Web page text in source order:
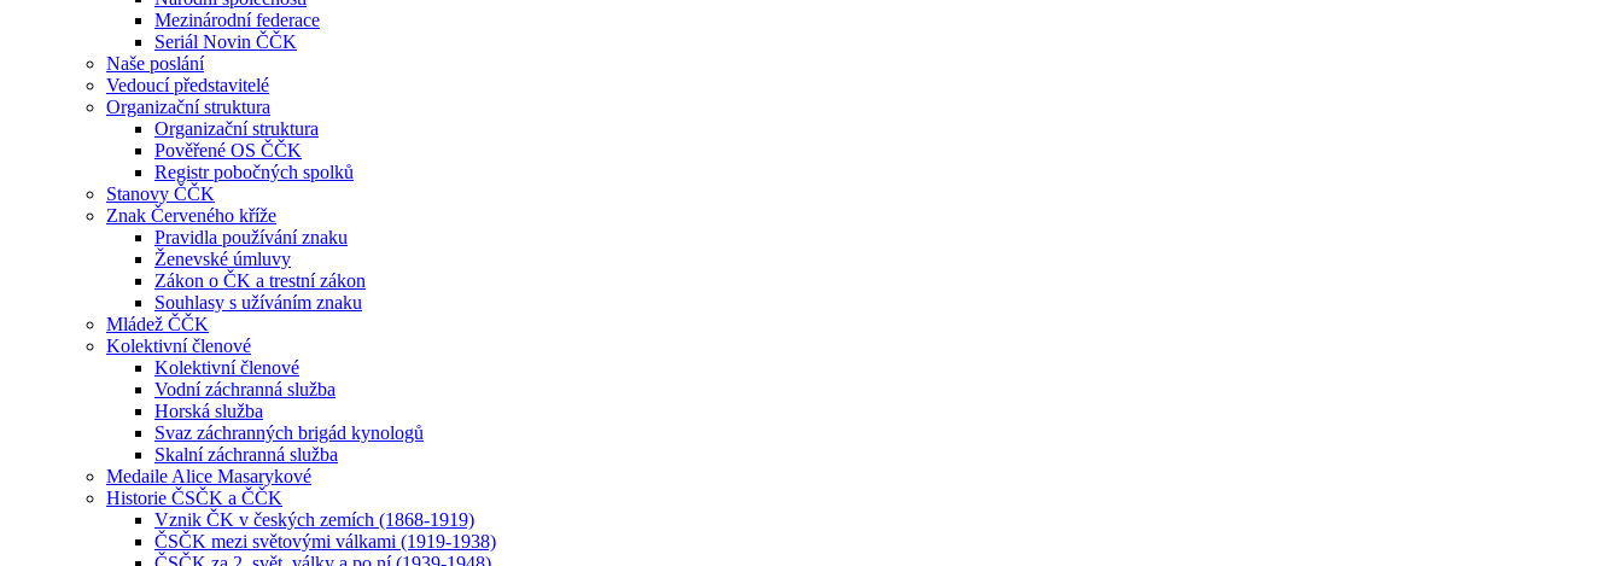
Mezinárodní federace
Seriál Novin ČČK
Naše poslání
Vedoucí představitelé
Organizační struktura
Organizační struktura
Pověřené OS ČČK
Registr pobočných spolků
Stanovy ČČK
Znak Červeného kříže
Pravidla používání znaku
Ženevské úmluvy
Zákon o ČK a trestní zákon
Souhlasy s užíváním znaku
Mládež ČČK
Kolektivní členové
Kolektivní členové
Vodní záchranná služba
Horská služba
Svaz záchranných brigád kynologů
Skalní záchranná služba
Medaile Alice Masarykové
Historie ČSČK a ČČK
Vznik ČK v českých zemích (1868-1919)
ČSČK mezi světovými válkami (1919-1938)